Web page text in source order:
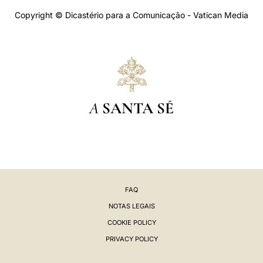
Copyright © Dicastério para a Comunicação - Vatican Media
A SANTA SÉ
FAQ
NOTAS LEGAIS
COOKIE POLICY
PRIVACY POLICY